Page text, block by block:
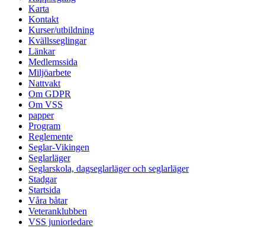
Karta
Kontakt
Kurser/utbildning
Kvällsseglingar
Länkar
Medlemssida
Miljöarbete
Nattvakt
Om GDPR
Om VSS
papper
Program
Reglemente
Seglar-Vikingen
Seglarläger
Seglarskola, dagseglarläger och seglarläger
Stadgar
Startsida
Våra båtar
Veteranklubben
VSS juniorledare